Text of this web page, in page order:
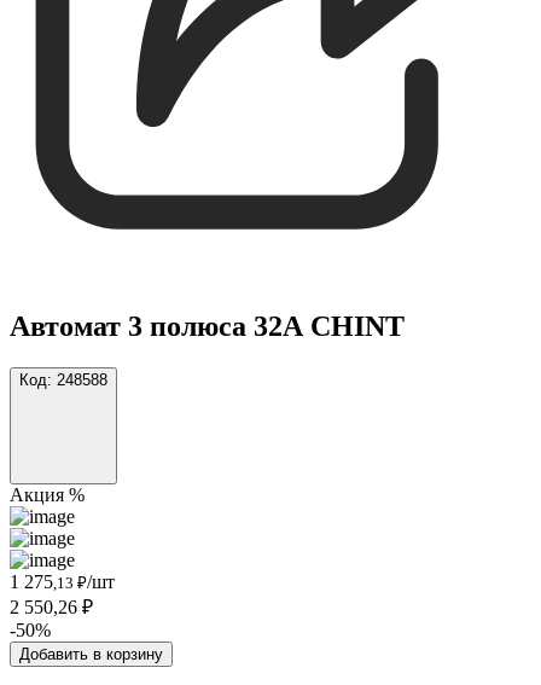
Автомат 3 полюса 32А CHINT
Код: 248588
Акция %
1 275 ,13 ₽/шт
2 550,26 ₽
-50%
Добавить в корзину